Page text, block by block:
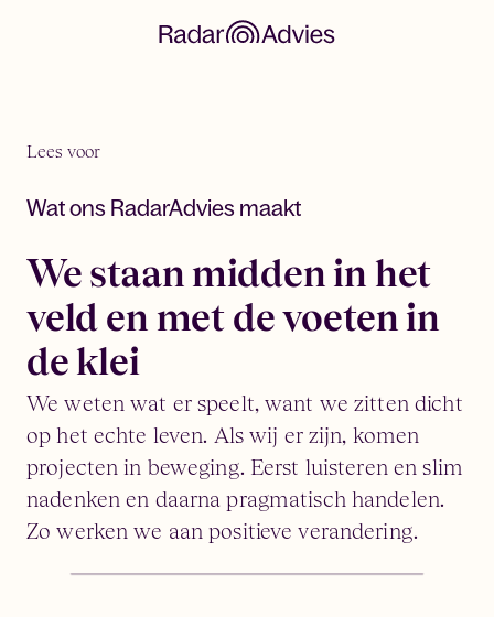
Lees voor
Wat ons RadarAdvies maakt
We staan midden in het
veld en met de voeten in
de klei
We weten wat er speelt, want we zitten dicht
op het echte leven. Als wij er zijn, komen
projecten in beweging. Eerst luisteren en slim
nadenken en daarna pragmatisch handelen.
Zo werken we aan positieve verandering.